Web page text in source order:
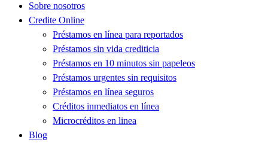
Sobre nosotros
Credite Online
Préstamos en línea para reportados
Préstamos sin vida crediticia
Préstamos en 10 minutos sin papeleos
Préstamos urgentes sin requisitos
Préstamos en línea seguros
Créditos inmediatos en línea
Microcréditos en linea
Blog